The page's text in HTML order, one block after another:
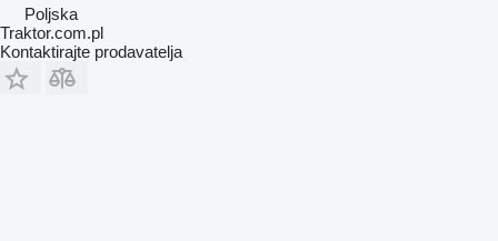
Poljska
Traktor.com.pl
Kontaktirajte prodavatelja